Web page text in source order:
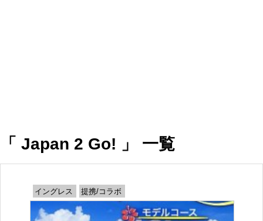
「 Japan 2 Go! 」 一覧
イングレス 提携/コラボ